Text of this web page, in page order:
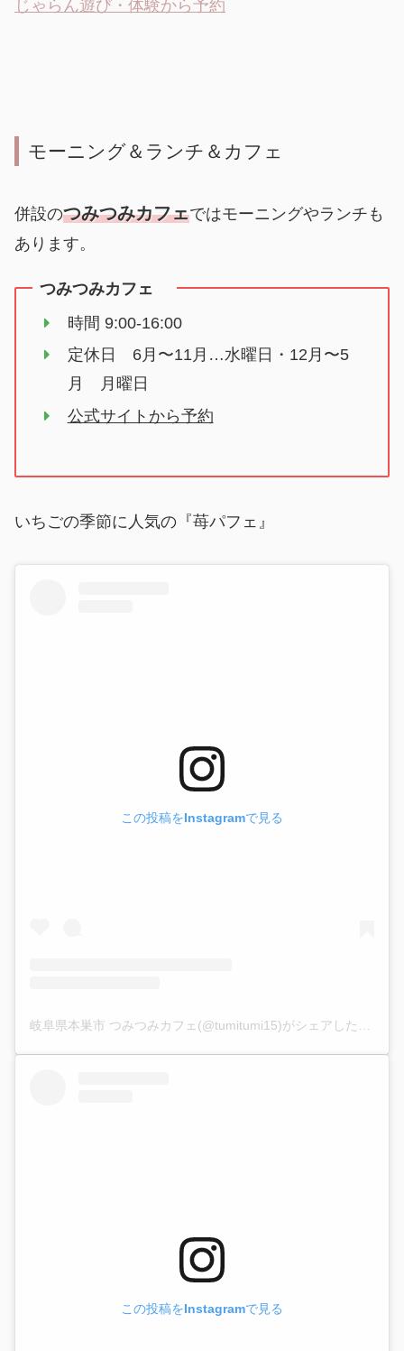
じゃらん遊び・体験から予約
モーニング＆ランチ＆カフェ
併設のつみつみカフェではモーニングやランチも
あります。
つみつみカフェ
時間 9:00-16:00
定休日 6月〜11月…水曜日・12月〜5
月 月曜日
公式サイトから予約
いちごの季節に人気の『苺パフェ』
この投稿をInstagramで見る
岐阜県本巣市 つみつみカフェ(@tumitumi15)がシェアした投稿
この投稿をInstagramで見る